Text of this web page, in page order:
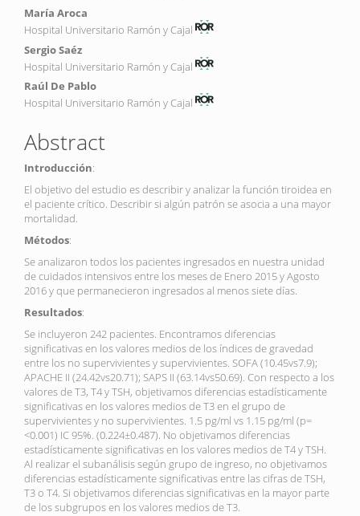
María Aroca
Hospital Universitario Ramón y Cajal
Sergio Saéz
Hospital Universitario Ramón y Cajal
Raúl De Pablo
Hospital Universitario Ramón y Cajal
Abstract
Introducción:
El objetivo del estudio es describir y analizar la función tiroidea en
el paciente crítico. Describir si algún patrón se asocia a una mayor
mortalidad.
Métodos:
Se analizaron todos los pacientes ingresados en nuestra unidad
de cuidados intensivos entre los meses de Enero 2015 y Agosto
2016 y que permanecieron ingresados al menos siete días.
Resultados:
Se incluyeron 242 pacientes. Encontramos diferencias
significativas en los valores medios de los índices de gravedad
entre los no supervivientes y supervivientes. SOFA (10.45vs7.9);
APACHE II (24.42vs20.71); SAPS II (63.14vs50.69). Con respecto a los
valores de T3, T4 y TSH, objetivamos diferencias estadísticamente
significativas en los valores medios de T3 en el grupo de
supervivientes y no supervivientes. 1.5 pg/ml vs 1.15 pg/ml (p=
<0.001) IC 95%. (0.224±0.487). No objetivamos diferencias
estadísticamente significativas en los valores medios de T4 y TSH.
Al realizar el subanálisis según grupo de ingreso, no objetivamos
diferencias estadísticamente significativas entre las cifras de TSH,
T3 o T4. Si objetivamos diferencias significativas en la mayor parte
de los subgrupos en los valores medios de T3.